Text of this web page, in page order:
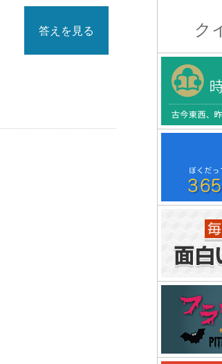
答えを見る ク